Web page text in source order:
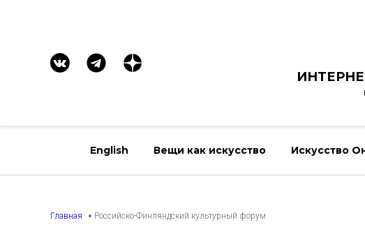
English Вещи как искусство Искусство
Главная Российско-Финляндский культурный форум